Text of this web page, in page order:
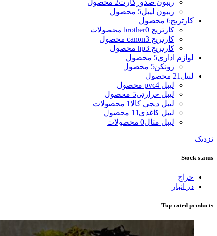
ریبون صدورکارت2 محصول
ریبون لیبل5 محصول
کارتریج6 محصول
کارتریج brother 0 محصولات
کارتریج canon 3 محصول
کارتریج hp 3 محصول
لوازم اداری5 محصول
زونکن5 محصول
لیبل 21 محصول
لیبل pvc 4 محصول
لیبل حرارتی5 محصول
لیبل دیجی کالا1 محصولات
لیبل کاغذی 11 محصول
لیبل متال0 محصولات
نزدیک
Stock status
حراج
در انبار
Top rated products